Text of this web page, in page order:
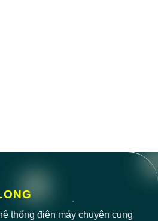
thống điện máy chuyên cung